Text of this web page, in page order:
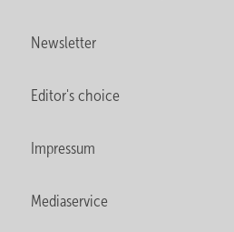
Newsletter
Editor's choice
Impressum
Mediaservice